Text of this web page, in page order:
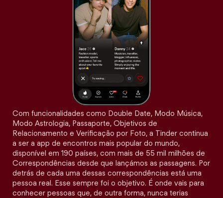
Com funcionalidades como Double Date, Modo Música,
Modo Astrologia, Passaporte, Objetivos de
Relacionamento e Verificação por Foto, a Tinder continua
a ser a app de encontros mais popular do mundo,
disponível em 190 países, com mais de 55 mil milhões de
Correspondências desde que lançámos as passagens. Por
detrás de cada uma dessas correspondências está uma
pessoa real. Esse sempre foi o objetivo. É onde vais para
conhecer pessoas que, de outra forma, nunca terias